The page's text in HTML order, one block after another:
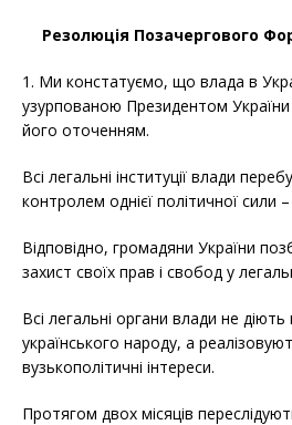
Резолюція Позачергового
1. Ми констатуємо, що влада в
узурпованою Президентом
його оточенням.
Всі легальні інституції влади
контролем однієї політичної сили –
Відповідно, громадяни України
захист своїх прав і свобод у
Всі легальні органи влади не діють
українського народу, а
вузькополітичні інтереси.
Протягом двох місяців